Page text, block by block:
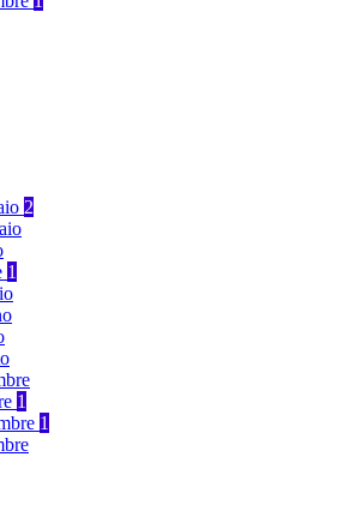
2
1
1
1